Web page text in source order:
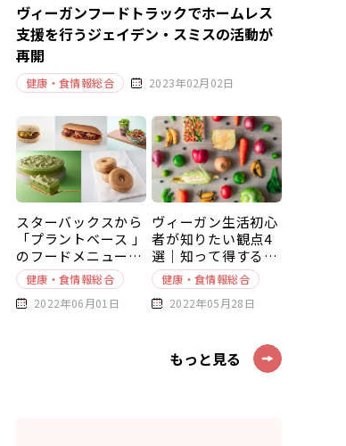
ヴィーガンフードトラックでホームレス
支援を行うジェイデン・スミスの活動が
再開
健康・食情報総合 2023年02月02日
スターバックスから
「プラントベース 」
のフードメニューが
新発売
健康・食情報総合
2022年06月01日
ヴィーガン生活初心
者が知りたい観点4
選｜知って得する豆
知識～基本編～
健康・食情報総合
2022年05月28日
もっと見る